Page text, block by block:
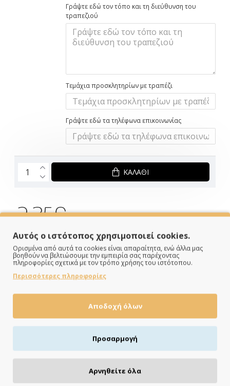
ΣΕ ΑΠΟΘΕΜΑ
Brand:Twenty2Τwins
Κωδικός:T2TCHR09B
Διαστάσεις:16.00cm x 21.20cm x 0.20cm
2.35€
Γράψτε εδώ τον τόπο και τη διεύθυνση του
τραπεζιού
Τεμάχια προσκλητηρίων με τραπέζι
Γράψτε εδώ τα τηλέφωνα επικοινωνίας
ΚΑΛΆΘΙ
Αυτός ο ιστότοπος χρησιμοποιεί cookies.
Ορισμένα από αυτά τα cookies είναι απαραίτητα, ενώ άλλα μας
βοηθούν να βελτιώσουμε την εμπειρία σας παρέχοντας
πληροφορίες σχετικά με τον τρόπο χρήσης του ιστότοπου.
Περισσότερες πληροφορίες
Αποδοχή όλων
Προσαρμογή
Αρνηθείτε όλα